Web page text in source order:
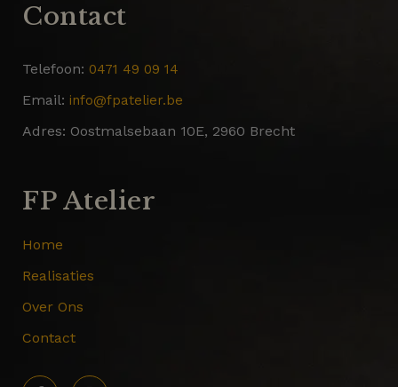
Contact
Telefoon: 0471 49 09 14
Email: info@fpatelier.be
Adres: Oostmalsebaan 10E, 2960 Brecht
FP Atelier
Home
Realisaties
Over Ons
Contact